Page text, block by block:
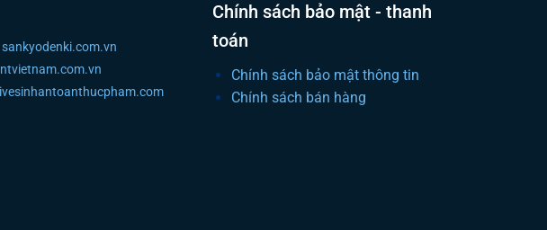
Chính sách bảo mật - thanh
toán
Chính sách bảo mật thông tin
Chính sách bán hàng